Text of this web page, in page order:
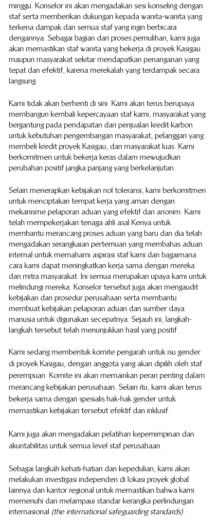
minggu. Konselor ini akan mengadakan sesi konseling dengan
staf serta memberikan dukungan kepada wanita-wanita yang
terkena dampak dan semua staf yang ingin berbicara
dengannya. Sebagai bagian dari proses pemulihan, kami juga
akan memastikan staf wanita yang bekerja di proyek Kasigau
maupun masyarakat sekitar mendapatkan penanganan yang
tepat dan efektif, karena merekalah yang terdampak secara
langsung.
Kami tidak akan berhenti di sini. Kami akan terus berupaya
membangun kembali kepercayaan staf kami, masyarakat yang
bergantung pada pendapatan dari penjualan kredit karbon
untuk kebutuhan pengembangan masyarakat, pelanggan yang
membeli kredit proyek Kasigau, dan masyarakat luas. Kami
berkomitmen untuk bekerja keras dalam mewujudkan
perubahan positif jangka panjang yang berkelanjutan.
Selain menerapkan kebijakan nol toleransi, kami berkomitmen
untuk menciptakan tempat kerja yang aman dengan
mekanisme pelaporan aduan yang efektif dan anonim. Kami
telah mempekerjakan tenaga ahli asal Kenya untuk
membantu merancang proses aduan yang baru dan dia telah
mengadakan serangkaian pertemuan yang membahas aduan
internal untuk memahami aspirasi staf kami dan bagaimana
cara kami dapat meningkatkan kerja sama dengan mereka
dan mitra masyarakat. Ini semua merupakan upaya kami untuk
melindungi mereka. Konselor tersebut juga akan mengaudit
kebijakan dan prosedur perusahaan serta membantu
membuat kebijakan pelaporan aduan dan sumber daya
manusia untuk digunakan secepatnya. Sejauh ini, langkah-
langkah tersebut telah menunjukkan hasil yang positif.
Kami sedang membentuk komite pengarah untuk isu gender
di proyek Kasigau, dengan anggota yang akan dipilih oleh staf
perempuan. Komite ini akan memainkan peran penting dalam
merancang kebijakan perusahaan. Selain itu, kami akan terus
bekerja sama dengan spesialis hak-hak gender untuk
memastikan kebijakan tersebut efektif dan inklusif.
Kami juga akan mengadakan pelatihan kepemimpinan dan
akuntabilitas untuk semua level staf perusahaan.
Sebagai langkah kehati-hatian dan kepedulian, kami akan
melakukan investigasi independen di lokasi proyek global
lainnya dan kantor regional untuk memastikan bahwa kami
memenuhi dan melampaui standar kerangka perlindungan
internasional (the international safeguarding standards).